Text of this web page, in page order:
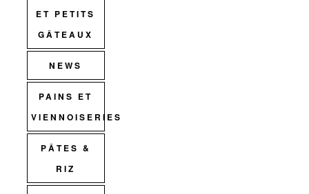
ET PETITS
GÂTEAUX
NEWS
PAINS ET
VIENNOISERIES
PÂTES &
RIZ